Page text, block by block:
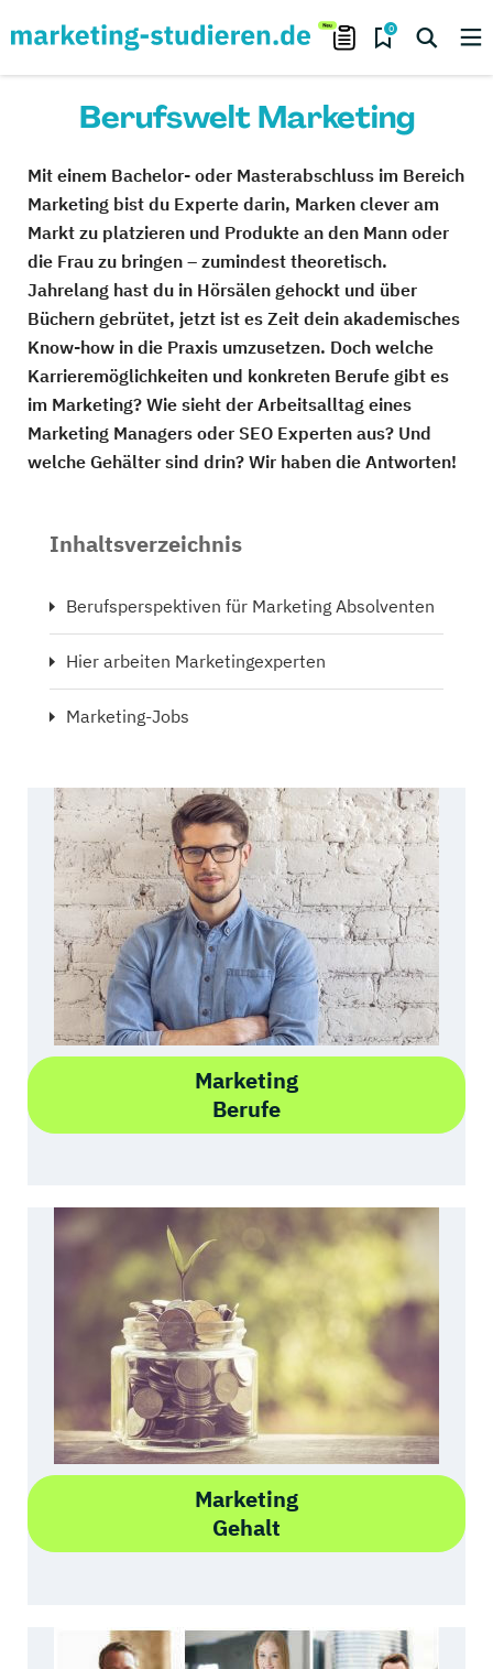
0
Berufswelt Marketing
Mit einem Bachelor- oder Masterabschluss im Bereich
Marketing bist du Experte darin, Marken clever am
Markt zu platzieren und Produkte an den Mann oder
die Frau zu bringen – zumindest theoretisch.
Jahrelang hast du in Hörsälen gehockt und über
Büchern gebrütet, jetzt ist es Zeit dein akademisches
Know-how in die Praxis umzusetzen. Doch welche
Karrieremöglichkeiten und konkreten Berufe gibt es
im Marketing? Wie sieht der Arbeitsalltag eines
Marketing Managers oder SEO Experten aus? Und
welche Gehälter sind drin? Wir haben die Antworten!
Inhaltsverzeichnis
Berufsperspektiven für Marketing Absolventen
Hier arbeiten Marketingexperten
Marketing-Jobs
Marketing
Berufe
Marketing
Gehalt